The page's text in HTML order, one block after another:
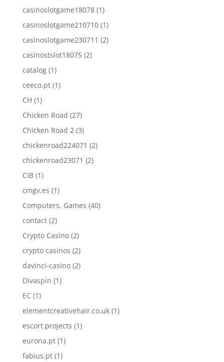
casinoslotgame18078(1)
casinoslotgame210710(1)
casinoslotgame230711 (2)
casinostslot18075(2)
catalog(1)
ceeco.pt(1)
CH (1)
Chicken Road (27)
Chicken Road 2(3)
chickenroad224071 (2)
chickenroad23071 (2)
CIB(1)
cmgv.es (1)
Computers, Games (40)
contact(2)
Crypto Casino(2)
crypto casinos (2)
davinci-casino(2)
Divaspin (1)
EC (1)
elementcreativehair.co.uk(1)
escort projects (1)
eurona.pt(1)
fabius.pt(1)